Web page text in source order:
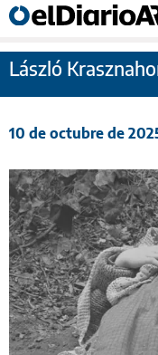
László
10 de octubre de